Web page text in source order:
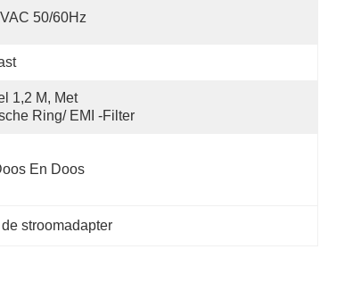
50/60Hz
1,2 M, Met
Ring/ EMI -filter
En Doos
stroomadapter